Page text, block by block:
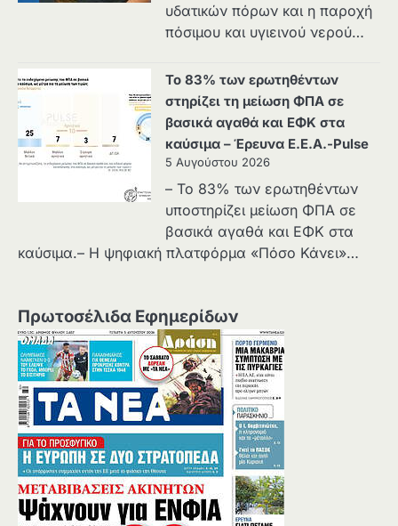
υδατικών πόρων και η παροχή
πόσιμου και υγιεινού νερού…
Το 83% των ερωτηθέντων
στηρίζει τη μείωση ΦΠΑ σε
βασικά αγαθά και ΕΦΚ στα
καύσιμα – Έρευνα Ε.Ε.Α.-Pulse
5 Αυγούστου 2026
– Το 83% των ερωτηθέντων
υποστηρίζει μείωση ΦΠΑ σε
βασικά αγαθά και ΕΦΚ στα
καύσιμα.– Η ψηφιακή πλατφόρμα «Πόσο Κάνει»…
Πρωτοσέλιδα Εφημερίδων